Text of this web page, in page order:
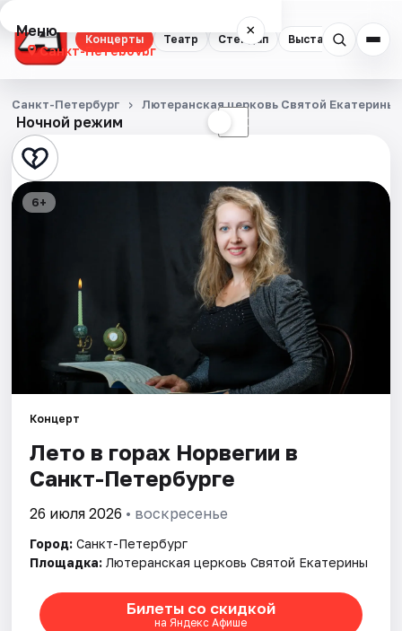
Концерты Театр Стендап Выставки
Меню ×
Санкт-Петербург
Концерты
Театр
Стендап
Экскурсии
События
Города
Площадки
Рейтинги
Ночной режим ☾
Санкт-Петербург Лютеранская церковь Святой Екатерины
6+
Концерт
Лето в горах Норвегии в
Санкт-Петербурге
26 июля 2026 • воскресенье
Город: Санкт-Петербург
Площадка: Лютеранская церковь Святой Екатерины
Билеты со скидкой
на Яндекс Афише